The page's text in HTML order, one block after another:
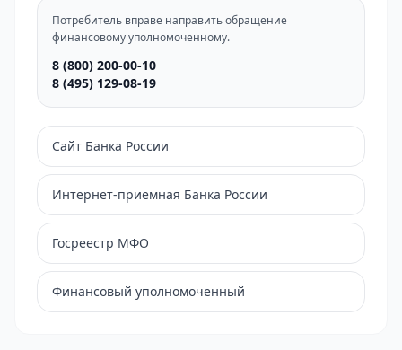
Потребитель вправе направить обращение
финансовому уполномоченному.
8 (800) 200-00-10
8 (495) 129-08-19
Сайт Банка России
Интернет-приемная Банка России
Госреестр МФО
Финансовый уполномоченный